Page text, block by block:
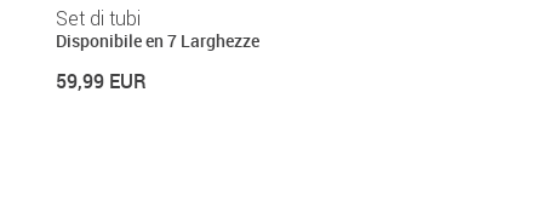
Set di tubi
Disponibile en 7 Larghezze
59,99 EUR